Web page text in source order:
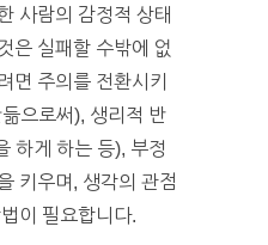
사람의 감정적 상태
은 실패할 수밖에 없
면 주의를 전환시키
으로써), 생리적 반
하게 하는 등), 부정
키우며, 생각의 관점
이 필요합니다.